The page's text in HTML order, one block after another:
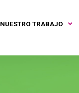
NUESTRO TRABAJO